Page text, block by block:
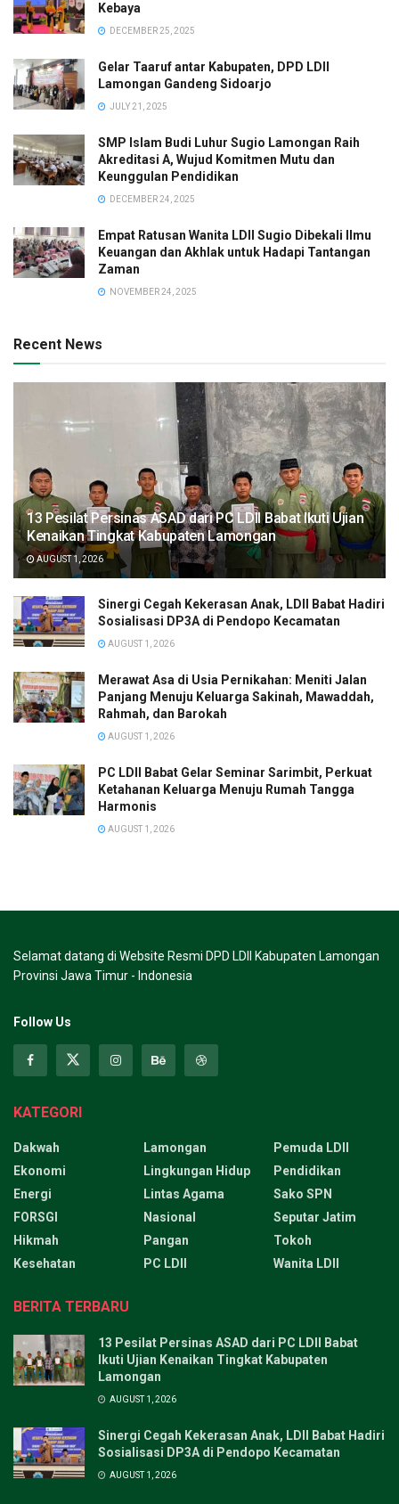
Kebaya
DECEMBER 25, 2025
Gelar Taaruf antar Kabupaten, DPD LDII
Lamongan Gandeng Sidoarjo
JULY 21, 2025
SMP Islam Budi Luhur Sugio Lamongan Raih
Akreditasi A, Wujud Komitmen Mutu dan
Keunggulan Pendidikan
DECEMBER 24, 2025
Empat Ratusan Wanita LDII Sugio Dibekali Ilmu
Keuangan dan Akhlak untuk Hadapi Tantangan
Zaman
NOVEMBER 24, 2025
Recent News
13 Pesilat Persinas ASAD dari PC LDII Babat Ikuti Ujian
Kenaikan Tingkat Kabupaten Lamongan
AUGUST 1, 2026
Sinergi Cegah Kekerasan Anak, LDII Babat Hadiri
Sosialisasi DP3A di Pendopo Kecamatan
AUGUST 1, 2026
Merawat Asa di Usia Pernikahan: Meniti Jalan
Panjang Menuju Keluarga Sakinah, Mawaddah,
Rahmah, dan Barokah
AUGUST 1, 2026
PC LDII Babat Gelar Seminar Sarimbit, Perkuat
Ketahanan Keluarga Menuju Rumah Tangga
Harmonis
AUGUST 1, 2026
Selamat datang di Website Resmi DPD LDII Kabupaten Lamongan
Provinsi Jawa Timur - Indonesia
Follow Us
KATEGORI
Dakwah
Ekonomi
Energi
FORSGI
Hikmah
Kesehatan
Lamongan
Lingkungan Hidup
Lintas Agama
Nasional
Pangan
PC LDII
Pemuda LDII
Pendidikan
Sako SPN
Seputar Jatim
Tokoh
Wanita LDII
BERITA TERBARU
13 Pesilat Persinas ASAD dari PC LDII Babat
Ikuti Ujian Kenaikan Tingkat Kabupaten
Lamongan
AUGUST 1, 2026
Sinergi Cegah Kekerasan Anak, LDII Babat Hadiri
Sosialisasi DP3A di Pendopo Kecamatan
AUGUST 1, 2026